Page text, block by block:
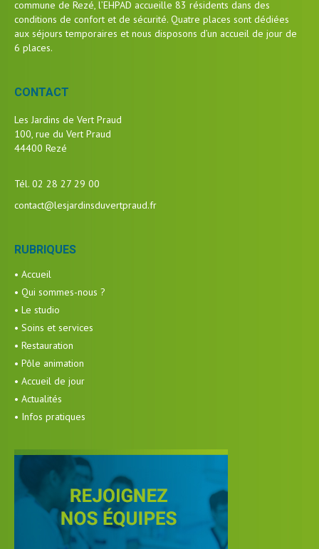
commune de Rezé, l’EHPAD accueille 83 résidents dans des
conditions de confort et de sécurité. Quatre places sont dédiées
aux séjours temporaires et nous disposons d’un accueil de jour de
6 places.
CONTACT
Les Jardins de Vert Praud
100, rue du Vert Praud
44400 Rezé
Tél. 02 28 27 29 00
contact@lesjardinsduvertpraud.fr
RUBRIQUES
• Accueil
• Qui sommes-nous ?
• Le studio
• Soins et services
• Restauration
• Pôle animation
• Accueil de jour
• Actualités
• Infos pratiques